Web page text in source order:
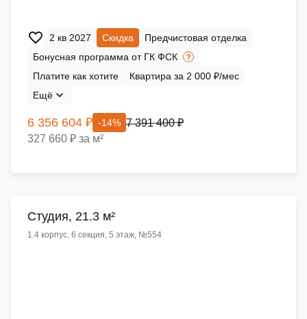
2 кв 2027 Скидка
Предчистовая отделка
Бонусная программа от ГК ФСК
Платите как хотите
Квартира за 2 000 ₽/мес
Ещё
6 356 604 ₽ -14% 7 391 400 ₽
327 660 ₽ за м²
Cтудия, 21.3 м²
1.4 корпус, 6 секция, 5 этаж, №554